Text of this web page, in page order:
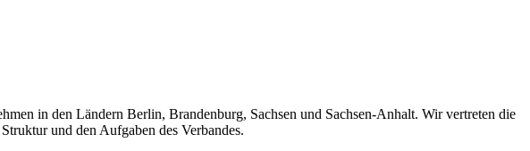
in den Ländern Berlin, Brandenburg, Sachsen und Sachsen-Anhalt. Wir vertreten die
und den Aufgaben des Verbandes.